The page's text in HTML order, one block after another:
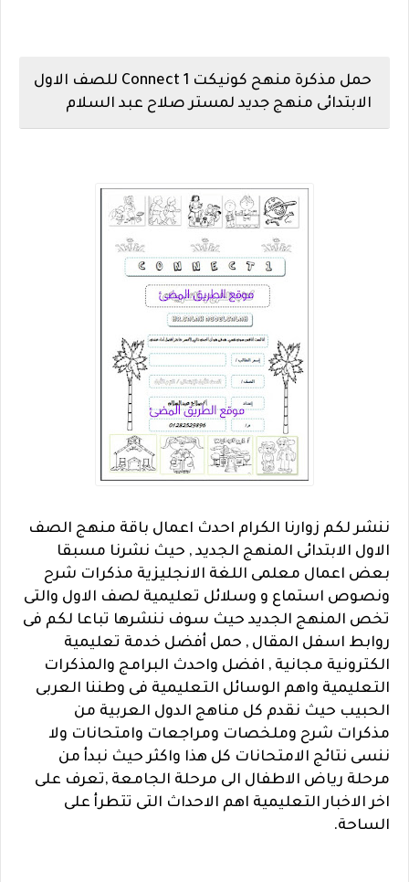
حمل مذكرة منهح كونيكت Connect 1 للصف الاول
الابتدائى منهج جديد لمستر صلاح عبد السلام
ننشر لكم زوارنا الكرام احدث اعمال باقة منهج الصف
الاول الابتدائى المنهج الجديد , حيث نشرنا مسبقا
بعض اعمال معلمى اللغة الانجليزية مذكرات شرح
ونصوص استماع و وسلائل تعليمية لصف الاول والتى
تخص المنهج الجديد حيث سوف ننشرها تباعا لكم فى
روابط اسفل المقال , حمل أفضل خدمة تعليمية
الكترونية مجانية , افضل واحدث البرامج والمذكرات
التعليمية واهم الوسائل التعليمية فى وطننا العربى
الحبيب حيث نقدم كل مناهج الدول العربية من
مذكرات شرح وملخصات ومراجعات وامتحانات ولا
ننسى نتائج الامتحانات كل هذا واكثر حيث نبدأ من
مرحلة رياض الاطفال الى مرحلة الجامعة ,تعرف على
اخر الاخبار التعليمية اهم الاحداث التى تتطرأ على
الساحة.